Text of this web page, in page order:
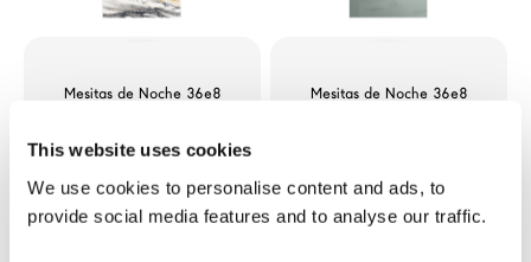
This website uses cookies
We use cookies to personalise content and ads, to
provide social media features and to analyse our traffic.
Mesitas de Noche 36e8 Mesitas de Noche 36e8